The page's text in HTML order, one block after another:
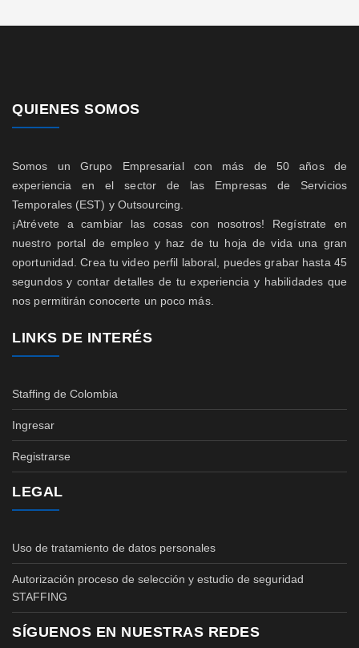
QUIENES SOMOS
Somos un Grupo Empresarial con más de 50 años de
experiencia en el sector de las Empresas de Servicios
Temporales (EST) y Outsourcing.
¡Atrévete a cambiar las cosas con nosotros! Regístrate en
nuestro portal de empleo y haz de tu hoja de vida una gran
oportunidad. Crea tu video perfil laboral, puedes grabar hasta 45
segundos y contar detalles de tu experiencia y habilidades que
nos permitirán conocerte un poco más.
LINKS DE INTERÉS
Staffing de Colombia
Ingresar
Registrarse
LEGAL
Uso de tratamiento de datos personales
Autorización proceso de selección y estudio de seguridad
STAFFING
SÍGUENOS EN NUESTRAS REDES